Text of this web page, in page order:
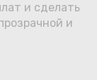
и сделать
и